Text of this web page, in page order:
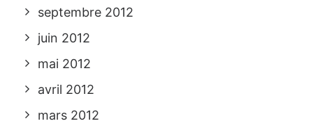
septembre 2012
juin 2012
mai 2012
avril 2012
mars 2012